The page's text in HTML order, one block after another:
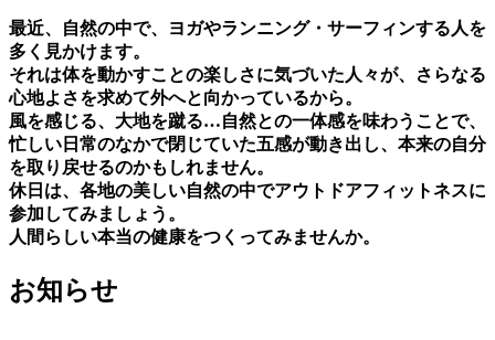
最近、⾃然の中で、ヨガやランニング・サーフィンする⼈を
多く⾒かけます。
それは体を動かすことの楽しさに気づいた⼈々が、さらなる
⼼地よさを求めて外へと向かっているから。
⾵を感じる、⼤地を蹴る…⾃然との⼀体感を味わうことで、
忙しい⽇常のなかで閉じていた五感が動き出し、本来の⾃分
を取り戻せるのかもしれません。
休⽇は、各地の美しい⾃然の中でアウトドアフィットネスに
参加してみましょう。
⼈間らしい本当の健康をつくってみませんか。
お知らせ